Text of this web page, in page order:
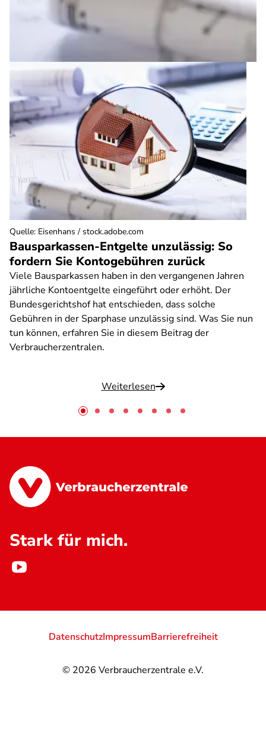
Bausparkassen-Entgelte unzulässig: So
fordern Sie Kontogebühren zurück
Viele Bausparkassen haben in den vergangenen Jahren
jährliche Kontoentgelte eingeführt oder erhöht. Der
Bundesgerichtshof hat entschieden, dass solche
Gebühren in der Sparphase unzulässig sind. Was Sie nun
tun können, erfahren Sie in diesem Beitrag der
Verbraucherzentralen.
Weiterlesen
Quelle: Eisenhans / stock.adobe.com
Stark für mich.
© 2026 Verbraucherzentrale e.V.
DatenschutzImpressumBarrierefreiheit